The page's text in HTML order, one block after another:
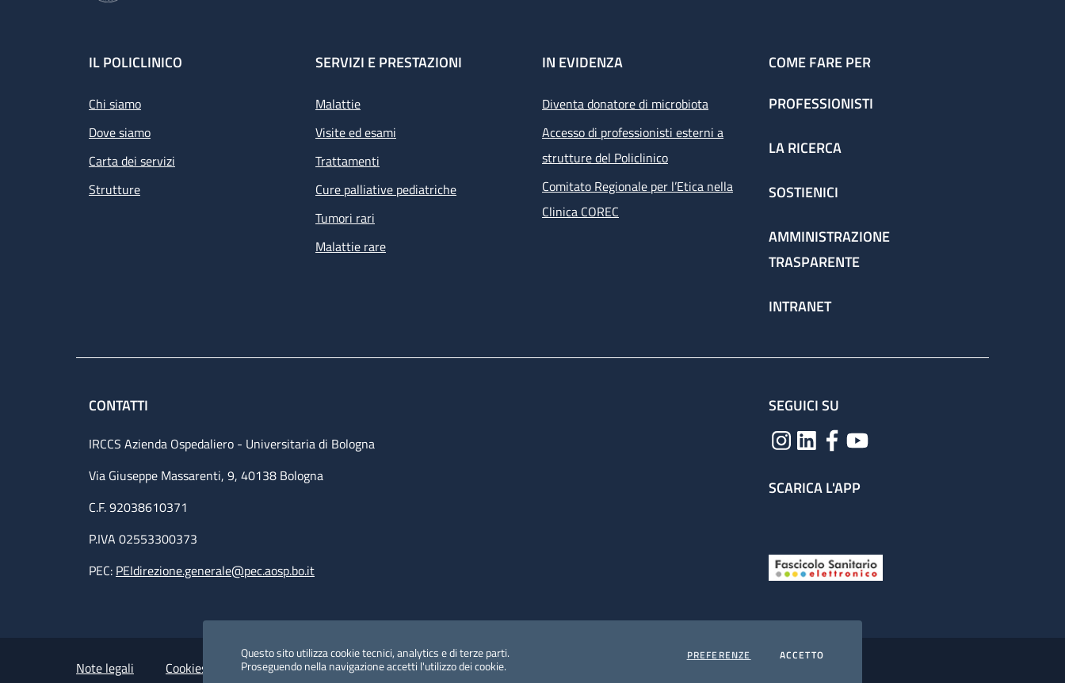
Questo sito utilizza cookie tecnici, analytics e di terze parti.
Proseguendo nella navigazione accetti l'utilizzo dei cookie.
PREFERENZE COOKIESACCETTOI COOKIES
Footer
IL POLICLINICO
Chi siamo
Dove siamo
Carta dei servizi
Strutture
SERVIZI E PRESTAZIONI
Malattie
Visite ed esami
Trattamenti
Cure palliative pediatriche
Tumori rari
Malattie rare
IN EVIDENZA
Diventa donatore di microbiota
Accesso di professionisti esterni a
strutture del Policlinico
Comitato Regionale per l’Etica nella
Clinica COREC
COME FARE PER
PROFESSIONISTI
LA RICERCA
SOSTIENICI
AMMINISTRAZIONE
TRASPARENTE
INTRANET
CONTATTI
IRCCS Azienda Ospedaliero - Universitaria di Bologna
Via Giuseppe Massarenti, 9, 40138 Bologna
C.F. 92038610371
P.IVA 02553300373
PEC: PEIdirezione.generale@pec.aosp.bo.it
SEGUICI SU
SCARICA L'APP
Small prints
Useful links section
Note legali Cookies Policy Policy privacy e protezione del dato personale